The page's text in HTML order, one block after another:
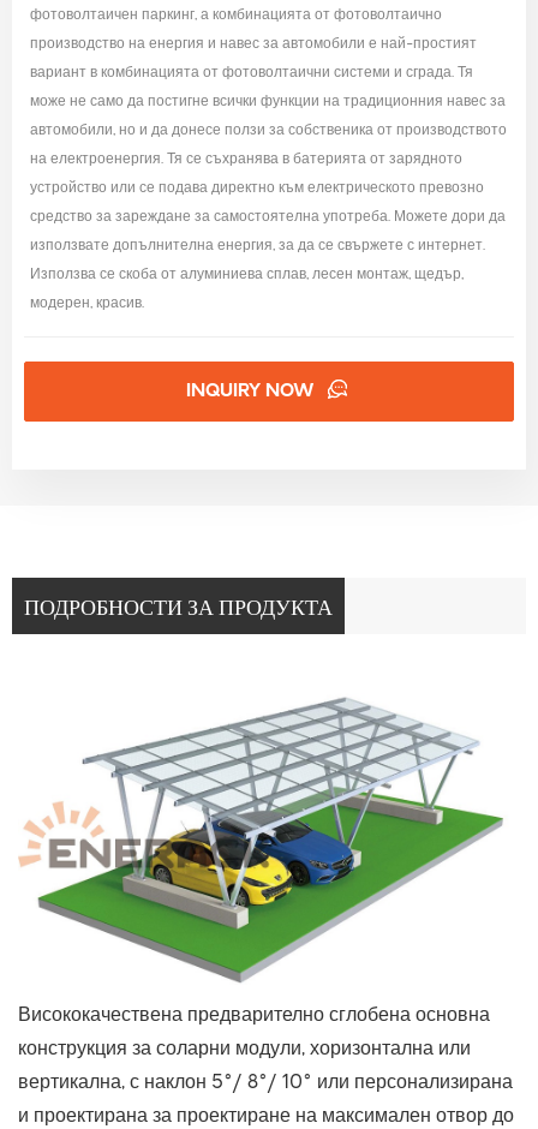
фотоволтаичен паркинг, а комбинацията от фотоволтаично
производство на енергия и навес за автомобили е най-простият
вариант в комбинацията от фотоволтаични системи и сграда. Тя
може не само да постигне всички функции на традиционния навес за
автомобили, но и да донесе ползи за собственика от производството
на електроенергия. Тя се съхранява в батерията от зарядното
устройство или се подава директно към електрическото превозно
средство за зареждане за самостоятелна употреба. Можете дори да
използвате допълнителна енергия, за да се свържете с интернет.
Използва се скоба от алуминиева сплав, лесен монтаж, щедър,
модерен, красив.
INQUIRY NOW
ПОДРОБНОСТИ ЗА ПРОДУКТА
Висококачествена предварително сглобена основна
конструкция за соларни модули, хоризонтална или
вертикална, с наклон 5°/ 8°/ 10° или персонализирана
и проектирана за проектиране на максимален отвор до